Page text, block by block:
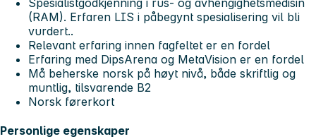
Spesialistgodkjenning i rus- og avhengighetsmedisin
(RAM). Erfaren LIS i påbegynt spesialisering vil bli
vurdert..
Relevant erfaring innen fagfeltet er en fordel
Erfaring med DipsArena og MetaVision er en fordel
Må beherske norsk på høyt nivå, både skriftlig og
muntlig, tilsvarende B2
Norsk førerkort
Personlige egenskaper